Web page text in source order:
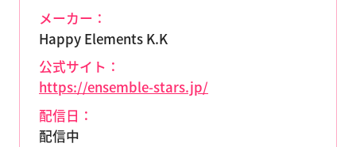
メーカー：
Happy Elements K.K
公式サイト：
https://ensemble-stars.jp/
配信日：
配信中